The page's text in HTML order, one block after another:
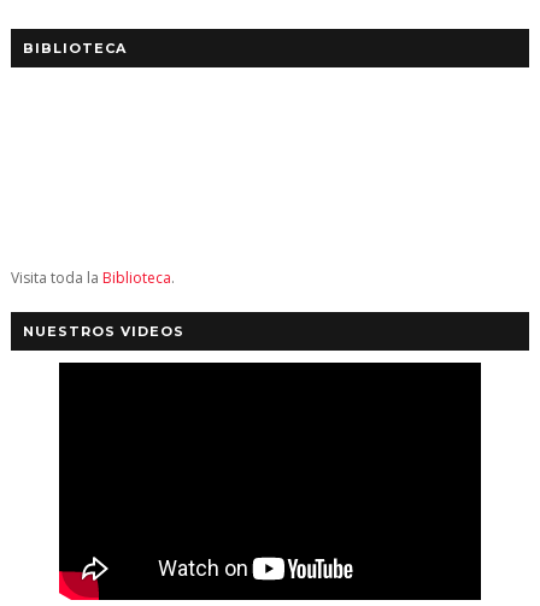
BIBLIOTECA
Visita toda la Biblioteca.
NUESTROS VIDEOS